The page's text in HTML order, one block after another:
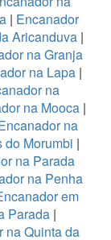
| Encanador
Aricanduva|
na Granja
na Lapa|
na
na Mooca |
na
do Morumbi |
na Parada
na Penha
em
Parada |
na Quinta da